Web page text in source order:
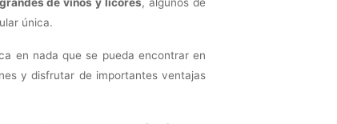
única.
en nada que se pueda encontrar en
y disfrutar de importantes ventajas